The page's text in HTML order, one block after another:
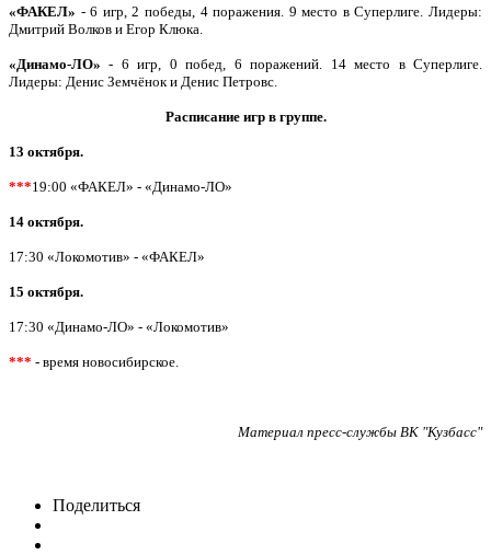
«ФАКЕЛ» - 6 игр, 2 победы, 4 поражения. 9 место в Суперлиге. Лидеры:
Дмитрий Волков и Егор Клюка.
«Динамо-ЛО» - 6 игр, 0 побед, 6 поражений. 14 место в Суперлиге.
Лидеры: Денис Земчёнок и Денис Петровс.
Расписание игр в группе.
13 октября.
***19:00 «ФАКЕЛ» - «Динамо-ЛО»
14 октября.
17:30 «Локомотив» - «ФАКЕЛ»
15 октября.
17:30 «Динамо-ЛО» - «Локомотив»
*** - время новосибирское.
Материал пресс-службы ВК "Кузбасс"
Поделиться